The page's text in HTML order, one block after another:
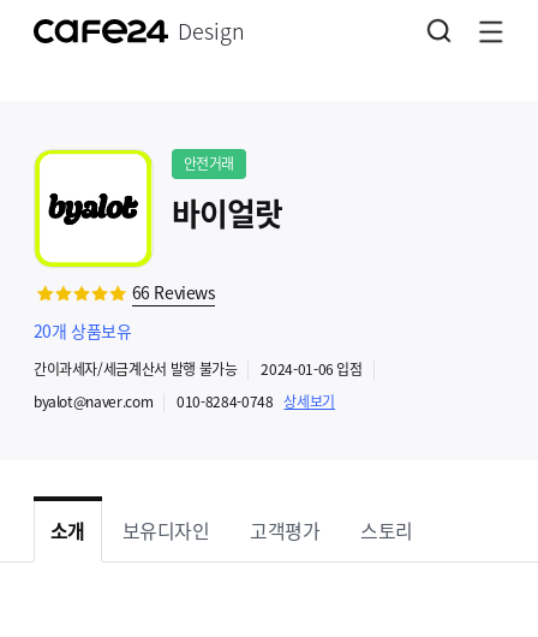
Design
안전거래
바이얼랏
66 Reviews
20개 상품보유
간이과세자/세금계산서 발행 불가능 2024-01-06 입점
byalot@naver.com
010-8284-0748 상세보기
소개 보유디자인 고객평가 스토리